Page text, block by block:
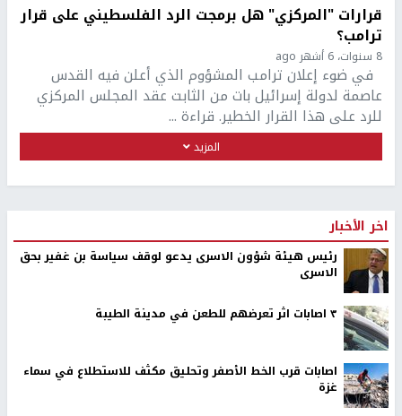
قرارات "المركزي" هل برمجت الرد الفلسطيني على قرار
ترامب؟
8 سنوات، 6 أشهر ago
في ضوء إعلان ترامب المشؤوم الذي أعلن فيه القدس
عاصمة لدولة إسرائيل بات من الثابت عقد المجلس المركزي
للرد على هذا القرار الخطير. قراءة ...
المزيد
اخر الأخبار
رئيس هيئة شؤون الاسرى يدعو لوقف سياسة بن غفير بحق
الاسرى
٣ اصابات اثر تعرضهم للطعن في مدينة الطيبة
اصابات قرب الخط الأصفر وتحليق مكثف للاستطلاع في سماء
غزة